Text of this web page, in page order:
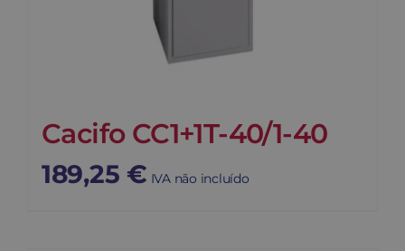
Cacifo CC1+1T-40/1-40
189,25 € IVA não incluído